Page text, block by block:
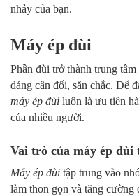
nhảy của bạn.
Máy ép đùi
Phần đùi trở thành trung
dáng cân đối, săn chắc. Để
máy ép đùi luôn là ưu tiên
của nhiều người.
Vai trò của máy ép
Máy ép đùi tập trung vào
làm thon gọn và tăng cường